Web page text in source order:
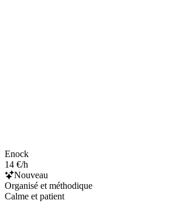
Enock
14 €/h
Nouveau
Organisé et méthodique
Calme et patient